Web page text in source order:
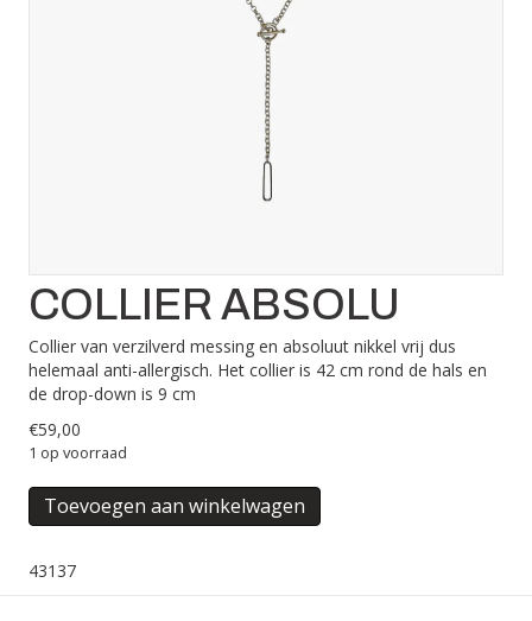
COLLIER ABSOLU
Collier van verzilverd messing en absoluut nikkel vrij dus
helemaal anti-allergisch. Het collier is 42 cm rond de hals en
de drop-down is 9 cm
€59,00
1 op voorraad
COLLIER
ABSOLU
Toevoegen aan winkelwagen
43137